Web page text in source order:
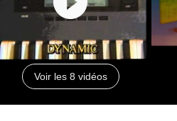
Voir les 8 vidéos